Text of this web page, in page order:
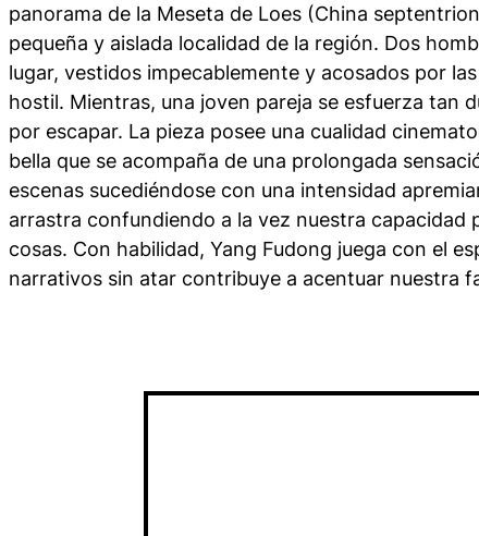
panorama de la Meseta de Loes (China
pequeña y aislada localidad de la región. Dos
lugar, vestidos impecablemente y acosados por
hostil. Mientras, una joven pareja se esfuerza tan
por escapar. La pieza posee una cualidad
bella que se acompaña de una prolongada
escenas sucediéndose con una intensidad
arrastra confundiendo a la vez nuestra capacidad
cosas. Con habilidad, Yang Fudong juega con el
narrativos sin atar contribuye a acentuar nuestra